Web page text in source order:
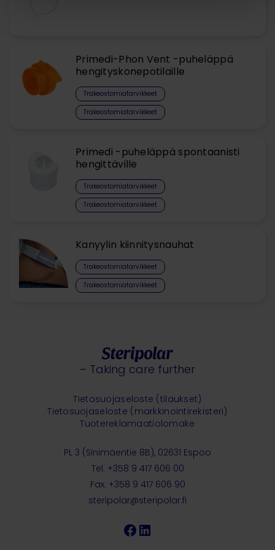
Primedi-Phon Vent -puheläppä
hengityskonepotilaille
Trakeostomiatarvikkeet
Trakeostomiatarvikkeet
Primedi -puheläppä spontaanisti
hengittäville
Trakeostomiatarvikkeet
Trakeostomiatarvikkeet
Kanyylin kiinnitysnauhat
Trakeostomiatarvikkeet
Trakeostomiatarvikkeet
– Taking care further
PL 3 (Sinimäentie 8B), 02631 Espoo
Tel. +358 9 417 606 00
Fax. +358 9 417 606 90
steripolar@steripolar.fi
Facebook
LinkedIn
Tietosuojaseloste (tilaukset)
Tietosuojaseloste (markkinointirekisteri)
Tuotereklamaatiolomake